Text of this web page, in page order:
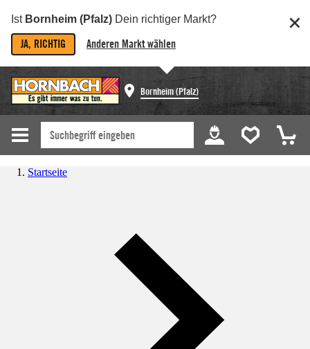
Ist Bornheim (Pfalz) Dein richtiger Markt?
JA, RICHTIG Anderen Markt wählen
Bornheim (Pfalz)
Startseite